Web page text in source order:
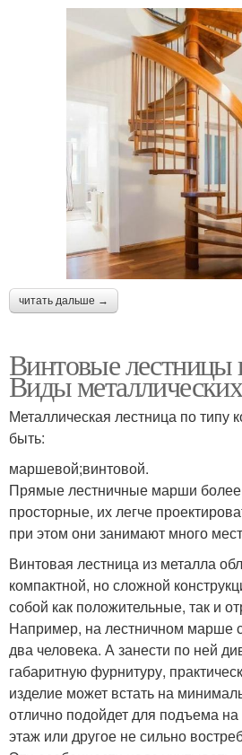
читать дальше →
Винтовые лестницы
Виды
Металлическая лестница по типу
быть:
маршевой;винтовой.
Прямые лестничные марши
просторные, их легче
при этом они занимают много
Винтовая лестница из металла
компактной, но сложной
собой как положительные, так и
Например, на лестничном марше
два человека. А занести по ней
габаритную фурнитуру,
изделие может встать на
отлично подойдет для подъема
этаж или другое не сильно